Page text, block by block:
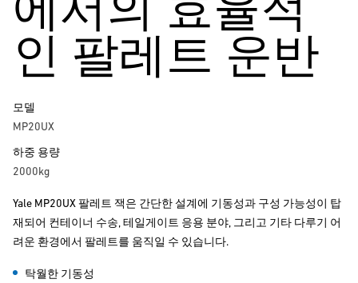
인 팔레트 운반
모델
MP20UX
하중 용량
2000kg
Yale MP20UX 팔레트 잭은 간단한 설계에 기동성과 구성 가능성이 탑
재되어 컨테이너 수송, 테일게이트 응용 분야, 그리고 기타 다루기 어
려운 환경에서 팔레트를 움직일 수 있습니다.
탁월한 기동성